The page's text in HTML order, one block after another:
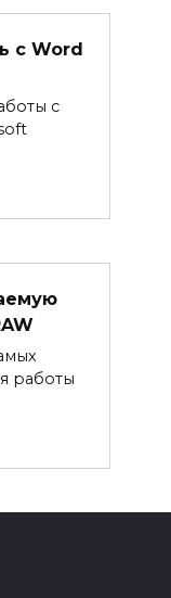
с Word
с
работы